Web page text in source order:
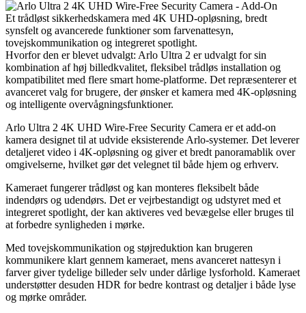
Et trådløst sikkerhedskamera med 4K UHD-opløsning, bredt
synsfelt og avancerede funktioner som farvenattesyn,
tovejskommunikation og integreret spotlight.
Hvorfor den er blevet udvalgt: Arlo Ultra 2 er udvalgt for sin
kombination af høj billedkvalitet, fleksibel trådløs installation og
kompatibilitet med flere smart home-platforme. Det repræsenterer et
avanceret valg for brugere, der ønsker et kamera med 4K-opløsning
og intelligente overvågningsfunktioner.
Arlo Ultra 2 4K UHD Wire-Free Security Camera er et add-on
kamera designet til at udvide eksisterende Arlo-systemer. Det leverer
detaljeret video i 4K-opløsning og giver et bredt panoramablik over
omgivelserne, hvilket gør det velegnet til både hjem og erhverv.
Kameraet fungerer trådløst og kan monteres fleksibelt både
indendørs og udendørs. Det er vejrbestandigt og udstyret med et
integreret spotlight, der kan aktiveres ved bevægelse eller bruges til
at forbedre synligheden i mørke.
Med tovejskommunikation og støjreduktion kan brugeren
kommunikere klart gennem kameraet, mens avanceret nattesyn i
farver giver tydelige billeder selv under dårlige lysforhold. Kameraet
understøtter desuden HDR for bedre kontrast og detaljer i både lyse
og mørke områder.